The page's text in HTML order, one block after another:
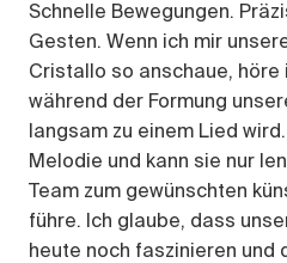
Schnelle Bewegungen.
Gesten. Wenn ich mir
Cristallo so anschaue, höre
während der Formung
langsam zu einem Lied
Melodie und kann sie nur
Team zum gewünschten
führe. Ich glaube, dass
heute noch faszinieren und